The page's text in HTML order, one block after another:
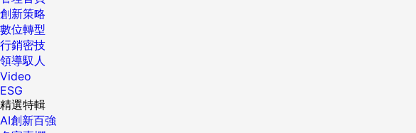
創新策略
數位轉型
行銷密技
領導馭人
Video
ESG
精選特輯
AI創新百強